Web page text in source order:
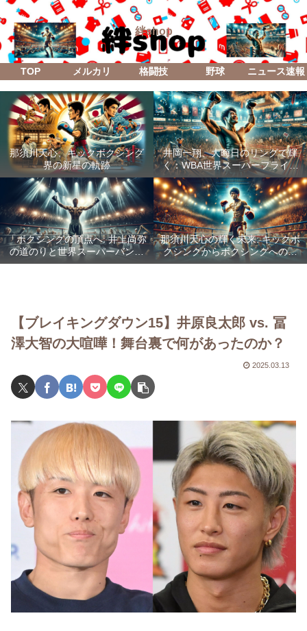
絆shop
TOP メルカリ 格闘技 野球 ニュース速報
那須川天心、キックボクシング
界の新星の軌跡
井岡一翔、大晦日のリングで輝
く：WBA世界スーパーフライ級
防衛戦「Lifetime Boxing Fights
18」
「ボクシングの頂点へ: 井上尚弥
の道のりと世界スーパーバンタ
ム級統一戦の全貌」
那須川天心の輝く未来: キックボ
クシングからボクシングへの成
功した転身
【ブレイキングダウン15】井原良太郎 vs. 冨
澤大智の大喧嘩！舞台裏で何があったのか？
2025.03.13